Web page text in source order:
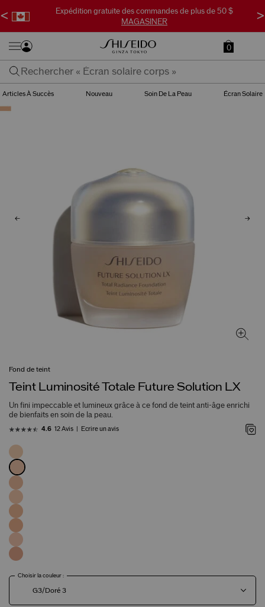
Expédition gratuite des commandes de plus de 50 $
MAGASINER
< >
0
Articles À Succès Nouveau Soin De La Peau Écran Solaire
Fond de teint
Teint Luminosité Totale Future Solution LX
Un fini impeccable et lumineux grâce à ce fond de teint anti-âge enrichi
de bienfaits en soin de la peau.
4.6 12 Avis Écrire un avis
Choisir la couleur :
G3/Doré 3